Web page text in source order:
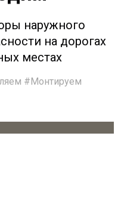
наружного
на дорогах
местах
#Монтируем